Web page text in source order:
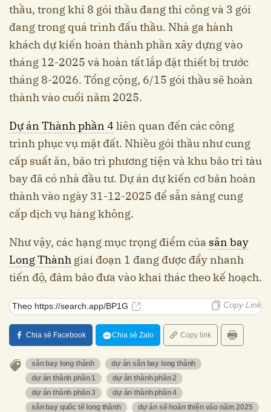
thầu, trong khi 8 gói thầu đang thi công và 3 gói
đang trong quá trình đấu thầu. Nhà ga hành
khách dự kiến hoàn thành phần xây dựng vào
tháng 12-2025 và hoàn tất lắp đặt thiết bị trước
tháng 8-2026. Tổng cộng, 6/15 gói thầu sẽ hoàn
thành vào cuối năm 2025.
Dự án Thành phần 4 liên quan đến các công
trình phục vụ mặt đất. Nhiều gói thầu như cung
cấp suất ăn, bảo trì phương tiện và khu bảo trì tàu
bay đã có nhà đầu tư. Dự án dự kiến cơ bản hoàn
thành vào ngày 31-12-2025 để sẵn sàng cung
cấp dịch vụ hàng không.
Như vậy, các hạng mục trọng điểm của sân bay
Long Thành giai đoạn 1 đang được đẩy nhanh
tiến độ, đảm bảo đưa vào khai thác theo kế hoạch.
Theo https://search.app/BP1G Copy Link
Chia sẻ Facebook Chia sẻ Zalo Copy link
sân bay long thành
dự án sân bay long thành
dự án thành phần 1
dự án thành phần 2
dự án thành phần 3
dự án thành phần 4
sân bay quốc tế long thành
dự án sẽ hoàn thiện vào năm 2025